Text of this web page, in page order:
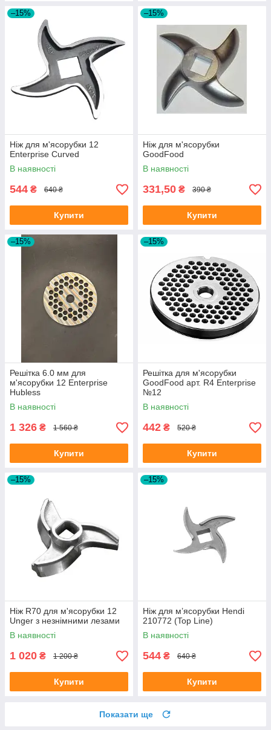
–15%
Ніж для м'ясорубки 12
Enterprise Curved
В наявності
544 ₴ 640 ₴
Купити
–15%
Ніж для м'ясорубки
GoodFood
В наявності
331,50 ₴ 390 ₴
Купити
–15%
Решітка 6.0 мм для
м'ясорубки 12 Enterprise
Hubless
В наявності
1 326 ₴ 1 560 ₴
Купити
–15%
Решітка для м'ясорубки
GoodFood арт. R4 Enterprise
№12
В наявності
442 ₴ 520 ₴
Купити
–15%
Ніж R70 для м'ясорубки 12
Unger з незнімними лезами
В наявності
1 020 ₴ 1 200 ₴
Купити
–15%
Ніж для м’ясорубки Hendi
210772 (Top Line)
В наявності
544 ₴ 640 ₴
Купити
Показати ще